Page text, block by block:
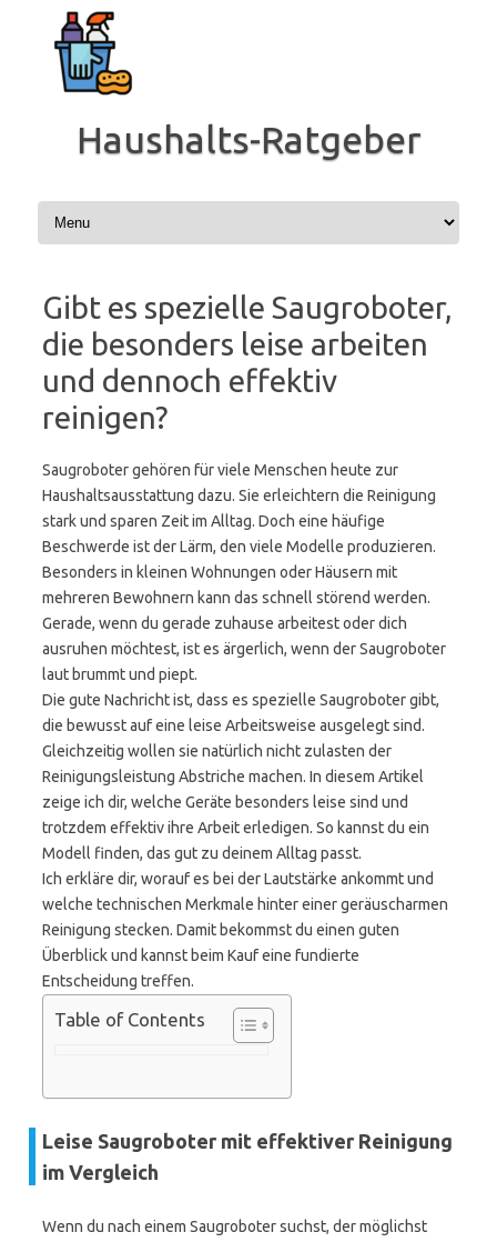
Inhalt
springen
Haushalts-Ratgeber
Gibt es spezielle Saugroboter,
die besonders leise arbeiten
und dennoch effektiv
reinigen?
Saugroboter gehören für viele Menschen heute zur
Haushaltsausstattung dazu. Sie erleichtern die Reinigung
stark und sparen Zeit im Alltag. Doch eine häufige
Beschwerde ist der Lärm, den viele Modelle produzieren.
Besonders in kleinen Wohnungen oder Häusern mit
mehreren Bewohnern kann das schnell störend werden.
Gerade, wenn du gerade zuhause arbeitest oder dich
ausruhen möchtest, ist es ärgerlich, wenn der Saugroboter
laut brummt und piept.
Die gute Nachricht ist, dass es spezielle Saugroboter gibt,
die bewusst auf eine leise Arbeitsweise ausgelegt sind.
Gleichzeitig wollen sie natürlich nicht zulasten der
Reinigungsleistung Abstriche machen. In diesem Artikel
zeige ich dir, welche Geräte besonders leise sind und
trotzdem effektiv ihre Arbeit erledigen. So kannst du ein
Modell finden, das gut zu deinem Alltag passt.
Ich erkläre dir, worauf es bei der Lautstärke ankommt und
welche technischen Merkmale hinter einer geräuscharmen
Reinigung stecken. Damit bekommst du einen guten
Überblick und kannst beim Kauf eine fundierte
Entscheidung treffen.
Table of Contents
Leise Saugroboter mit effektiver Reinigung
im Vergleich
Wenn du nach einem Saugroboter suchst, der möglichst